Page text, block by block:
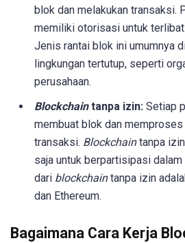
blok dan melakukan transaksi.
memiliki otorisasi untuk
Jenis rantai blok ini umumnya
lingkungan tertutup, seperti
perusahaan.
Blockchaintanpa izin: Setiap
membuat blok dan memproses
transaksi. Blockchaintanpa
saja untuk berpartisipasi
dari blockchaintanpa izin
dan Ethereum.
Bagaimana Cara Kerja